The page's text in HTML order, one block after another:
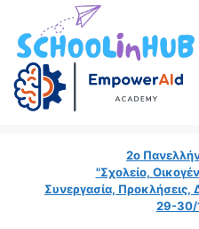
2ο
"Σχολείο,
Συνεργασία, Προκλήσεις,
29-30/